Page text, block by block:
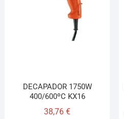
DECAPADOR 1750W
400/600ºC KX16
38,76€